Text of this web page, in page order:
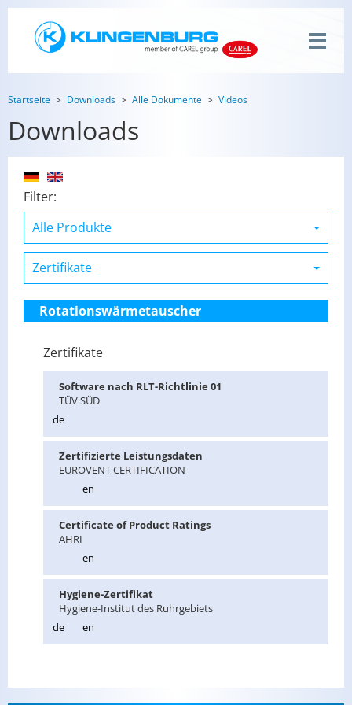
Startseite Downloads Alle Dokumente Videos
Downloads
Filter:
Rotationswärmetauscher
Zertifikate
Soft­ware nach RLT-Richt­li­nie 01
TÜV SÜD
de
Zer­ti­fi­zier­te Leis­tungs­da­ten
EU­RO­VENT CER­TI­FI­CA­TI­ON
en
Cer­ti­fi­ca­te of Pro­duct Ra­tings
AHRI
en
Hy­gie­ne-Zer­ti­fi­kat
Hy­gie­ne-In­sti­tut des Ruhr­ge­biets
de
en